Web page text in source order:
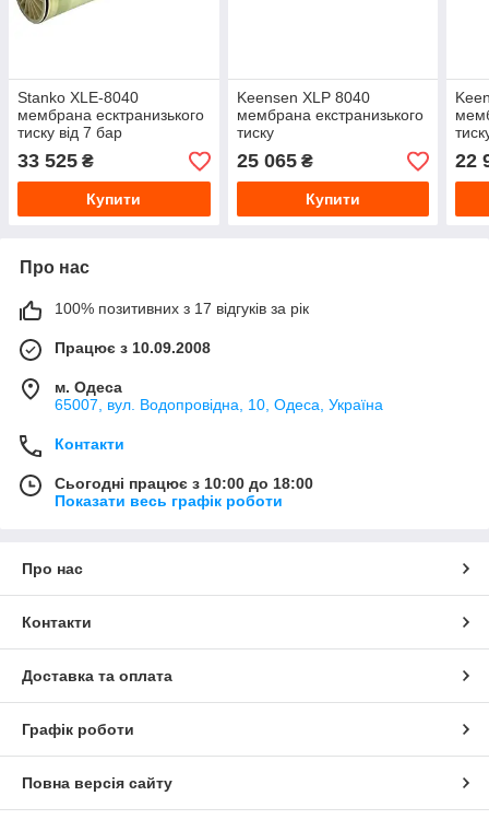
Stanko XLE-8040
мембрана есктранизького
тиску від 7 бар
33 525 ₴
Купити
Keensen XLP 8040
мембрана екстранизького
тиску
25 065₴
Купити
22
Про нас
100% позитивних з 17 відгуків за рік
Працює з 10.09.2008
м. Одеса
65007, вул. Водопровідна, 10, Одеса, Україна
Контакти
Сьогодні працює з 10:00 до 18:00
Показати весь графік роботи
Про нас
Контакти
Доставка та оплата
Графік роботи
Повна версія сайту